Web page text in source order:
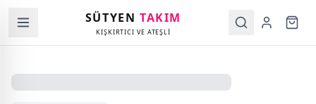
SÜTYENTAKIM
KIŞKIRTICI VE ATEŞLİ